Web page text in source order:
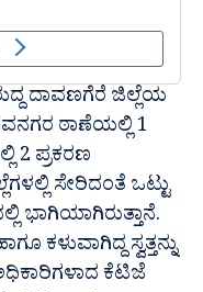
ದಾವಣಗೆರೆ ಜಿಲ್ಲೆಯ
ಠಾಣೆಯಲ್ಲಿ 1
2 ಪ್ರಕರಣ
ಸೇರಿದಂತೆ ಒಟ್ಟು
ಭಾಗಿಯಾಗಿರುತ್ತಾನೆ.
ಕಳುವಾಗಿದ್ದ ಸ್ವತ್ತನ್ನು
ಕೆಟಿಜೆ